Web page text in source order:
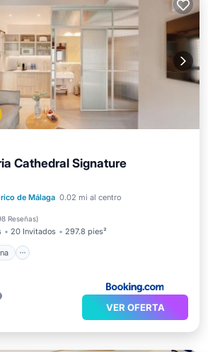
Cathedral Signature
de Málaga 0.02 mi al centro
Reseñas)
20 Invitados 297.8 pies²
Cocina
VER OFERTA